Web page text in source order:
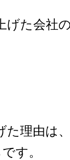
げた会社
た理由は
す。